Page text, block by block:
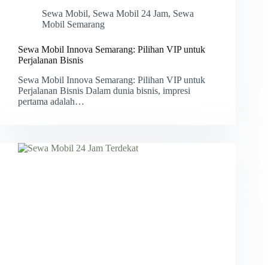
Sewa Mobil, Sewa Mobil 24 Jam, Sewa
Mobil Semarang
Sewa Mobil Innova Semarang: Pilihan VIP untuk
Perjalanan Bisnis
Sewa Mobil Innova Semarang: Pilihan VIP untuk
Perjalanan Bisnis Dalam dunia bisnis, impresi
pertama adalah…